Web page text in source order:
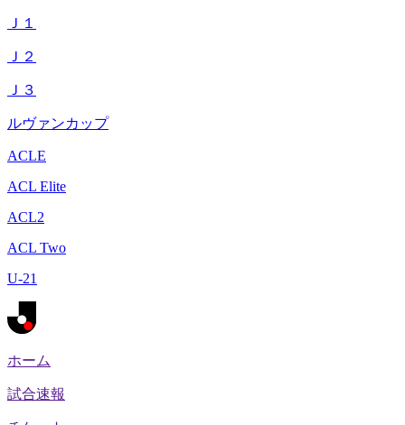
Ｊ１
Ｊ２
Ｊ３
ルヴァンカップ
ACLE
ACL Elite
ACL2
ACL Two
U-21
ホーム
試合速報